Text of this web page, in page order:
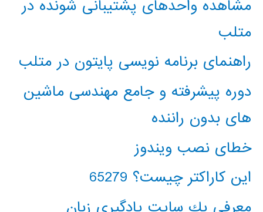
مشاهده واحدهای پشتیبانی شونده در
متلب
راهنمای برنامه نویسی پایتون در متلب
دوره پیشرفته و جامع مهندسی ماشین
های بدون راننده
خطای نصب ویندوز
این کاراکتر چیست؟ 65279
معرفي يك سايت يادگيري زبان